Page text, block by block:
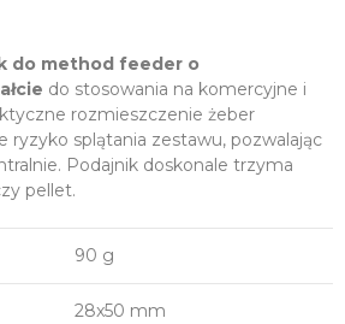
do method feeder o
do stosowania na komercyjne i
rozmieszczenie żeber
ryzyko splątania zestawu, pozwalając
Podajnik doskonale trzyma
pellet.
90 g
28x50 mm